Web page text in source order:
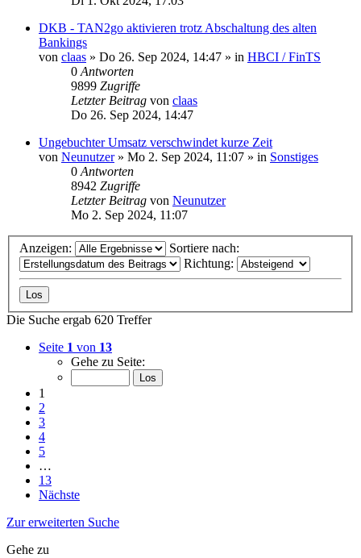
DKB - TAN2go aktivieren trotz Abschaltung des alten
Bankings
von claas » Do 26. Sep 2024, 14:47 » in HBCI / FinTS
0 Antworten
9899 Zugriffe
Letzter Beitrag von claas
Do 26. Sep 2024, 14:47
Ungebuchter Umsatz verschwindet kurze Zeit
von Neunutzer» Mo 2. Sep 2024, 11:07 » in Sonstiges
0 Antworten
8942 Zugriffe
Letzter Beitrag von Neunutzer
Mo 2. Sep 2024, 11:07
Anzeigen:
Sortiere nach:
Richtung:
Die Suche ergab 620 Treffer
Seite 1 von 13
Gehe zu Seite:
1
2
3
4
5
…
13
Nächste
Zur erweiterten Suche
Gehe zu